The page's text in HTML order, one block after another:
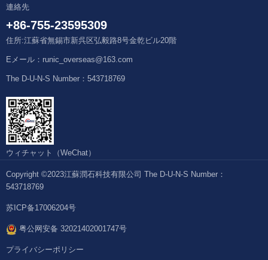
連絡先
+86-755-23595309
住所:江蘇省無錫市新呉区弘毅路8号金乾ビル20階
Eメール：runic_overseas@163.com
The D-U-N-S Number：543718769
ウィチャット（WeChat）
Copyright ©2023江蘇潤石科技有限公司 The D-U-N-S Number：
543718769
苏ICP备17006204号
粤公网安备 32021402001747号
プライバシーポリシー